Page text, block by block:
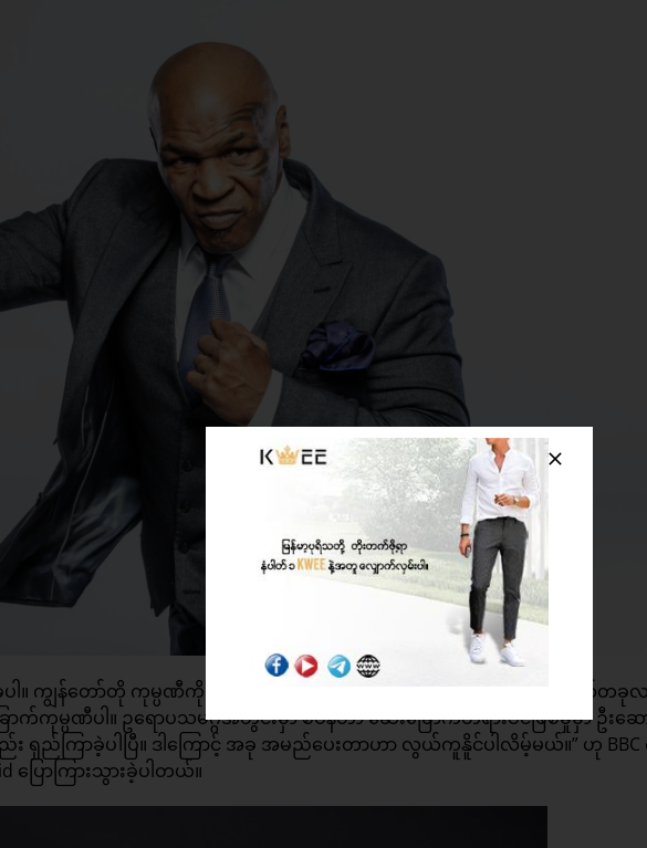
ခုပါ။ ကျွန်တော်တို ကုမ္ပဏီကို လူသိများလာစေဖို့အတွက် အကောင်းဆုံး အကြံညဏ်တခု
က်ကုမ္ပဏီပါ။ ဥရောပသမဂ္ဂအတွင်းမှာ စပိန်ဟာ ဆေးခြောက်တရားဝင်ဖြစ်မှုမှာ ဦးဆေ
ကြာခဲ့ပါပြီ။ ဒါကြောင့် အခု အမည်ပေးတာဟာ လွယ်ကူနိူင်ပါလိမ့်မယ်။” ဟု
ြောကြားသွားခဲ့ပါတယ်။